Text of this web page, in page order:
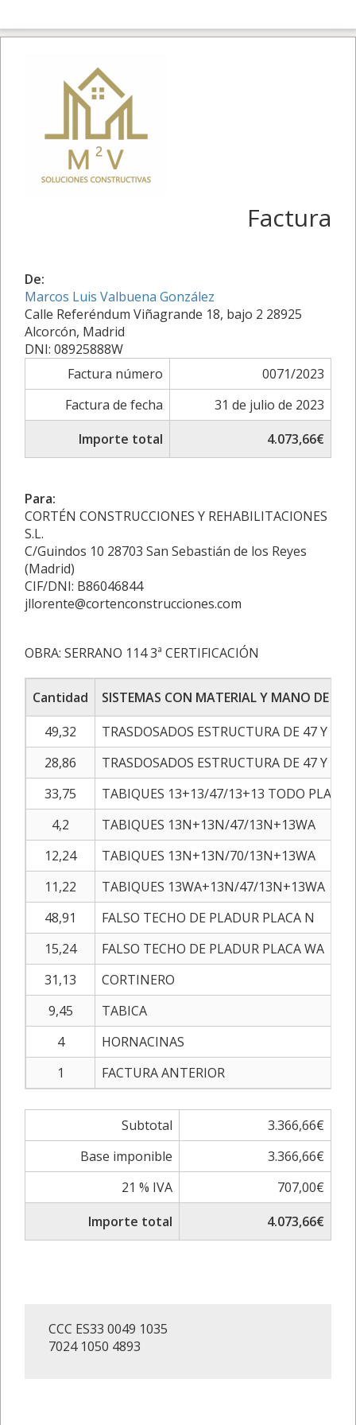
Factura
De:
Marcos Luis Valbuena González
Calle Referéndum Viñagrande 18, bajo 2 28925
Alcorcón, Madrid
DNI: 08925888W
Factura número
0071/2023
Factura de fecha
31 de julio de 2023
Importe total
4.073,66€
Para:
CORTÉN CONSTRUCCIONES Y REHABILITACIONES
S.L.
C/Guindos 10 28703 San Sebastián de los Reyes
(Madrid)
CIF/DNI: B86046844
jllorente@cortenconstrucciones.com
OBRA: SERRANO 114 3ª CERTIFICACIÓN
Cantidad
SISTEMAS CON MATERIAL Y MANO DE
49,32
TRASDOSADOS ESTRUCTURA DE 47 Y 2
28,86
TRASDOSADOS ESTRUCTURA DE 47 Y 2
33,75
TABIQUES 13+13/47/13+13 TODO PLACA
4,2
TABIQUES 13N+13N/47/13N+13WA
12,24
TABIQUES 13N+13N/70/13N+13WA
11,22
TABIQUES 13WA+13N/47/13N+13WA
48,91
FALSO TECHO DE PLADUR PLACA N
15,24
FALSO TECHO DE PLADUR PLACA WA
31,13
CORTINERO
9,45
TABICA
4
HORNACINAS
1
FACTURA ANTERIOR
Subtotal
3.366,66€
Base imponible
3.366,66€
21 % IVA
707,00€
Importe total
4.073,66€
CCC ES33 0049 1035
7024 1050 4893